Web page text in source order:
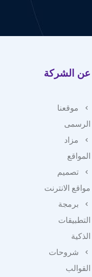
عن الشركة
موقعنا
الرسمى
مزاد
المواقع
تصميم
مواقع الانترنت
برمجة
التطبيقات
الذكية
شروحات
القوالب